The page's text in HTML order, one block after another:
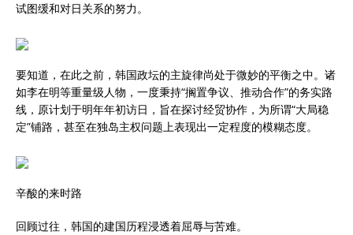
试图缓和对日关系的努力。
要知道，在此之前，韩国政坛的主旋律尚处于微妙的平衡之中。诸
如李在明等重量级人物，一度秉持“搁置争议、推动合作”的务实路
线，原计划于明年年初访日，旨在探讨经贸协作，为所谓“大局稳
定”铺路，甚至在独岛主权问题上表现出一定程度的模糊态度。
辛酸的来时路
回顾过往，韩国的建国历程浸透着屈辱与苦难。